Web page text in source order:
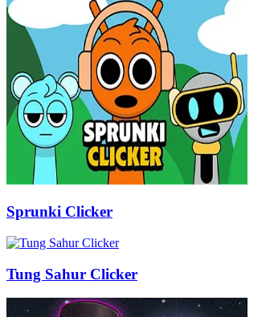
Sprunki Clicker
Tung Sahur Clicker